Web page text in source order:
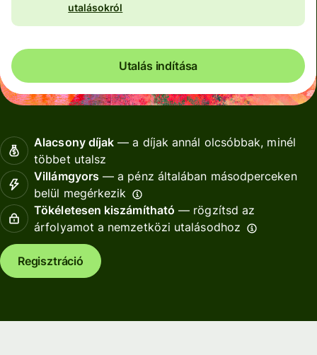
utalásokról
Utalás indítása
Alacsony díjak — a díjak annál olcsóbbak, minél
többet utalsz
Villámgyors — a pénz általában másodperceken
belül megérkezik
Tökéletesen kiszámítható — rögzítsd az
árfolyamot a nemzetközi utalásodhoz
Regisztráció